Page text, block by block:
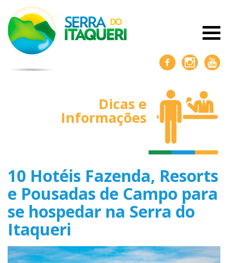
Dicas e
Informações
10 Hotéis Fazenda, Resorts
e Pousadas de Campo para
se hospedar na Serra do
Itaqueri